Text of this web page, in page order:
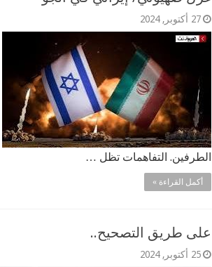
27 أكتوبر, 2024
الطرفين. التفاهمات تظل …
أكمل القراءة »
على طريق التصحيح..
25 أكتوبر, 2024